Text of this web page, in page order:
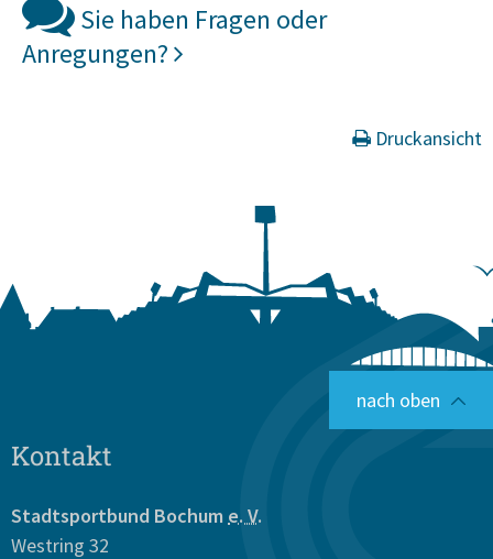
Sie haben Fragen oder
Anregungen?
Druckansicht
nach oben
Kontakt
Stadtsportbund Bochum e. V.
Westring 32